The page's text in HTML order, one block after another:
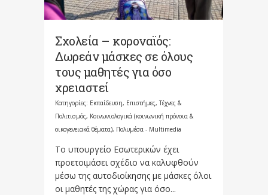
Σχολεία – κοροναϊός:
Δωρεάν μάσκες σε όλους
τους μαθητές για όσο
χρειαστεί
Κατηγορίες: Εκπαίδευση, Επιστήμες, Τέχνες &
Πολιτισμός, Κοινωνιολογικά (κοινωνική πρόνοια &
οικογενειακά θέματα), Πολυμέσα - Multimedia
Το υπουργείο Εσωτερικών έχει
προετοιμάσει σχέδιο να καλυφθούν
μέσω της αυτοδιοίκησης με μάσκες όλοι
οι μαθητές της χώρας για όσο...